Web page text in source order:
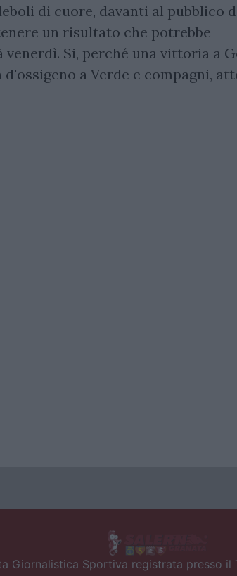
di cuore, davanti al pubblico
un risultato che potrebbe
Si, perché una vittoria a
a Verde e compagni,
Giornalistica Sportiva registrata presso